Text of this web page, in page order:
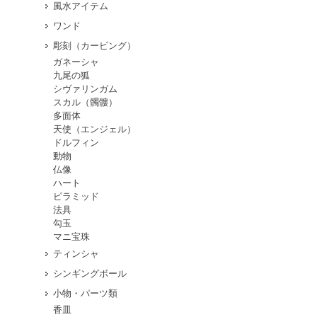
風水アイテム
ワンド
彫刻（カービング）
ガネーシャ
九尾の狐
シヴァリンガム
スカル（髑髏）
多面体
天使（エンジェル）
ドルフィン
動物
仏像
ハート
ピラミッド
法具
勾玉
マニ宝珠
ティンシャ
シンギングボール
小物・パーツ類
香皿